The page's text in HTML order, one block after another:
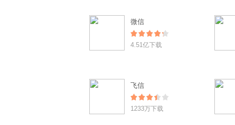
微信
4.51亿下载
飞信
1233万下载